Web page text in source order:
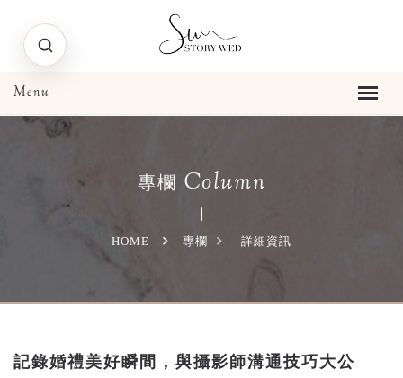
專欄 Column
HOME 專欄 詳細資訊
記錄婚禮美好瞬間，與攝影師溝通技巧大公